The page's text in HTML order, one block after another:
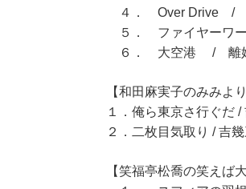
４． Over Drive /
５． ファイヤーワ
６． 大空港 / 離
【和田麻実子のみみよ
１．俺ら東京さ行ぐだ /
２．二枚目気取り / 吉
【笑福亭松喬の笑えば